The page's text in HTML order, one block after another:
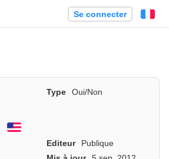
Se connecter
Type
Oui/Non
English
Editeur
Publique